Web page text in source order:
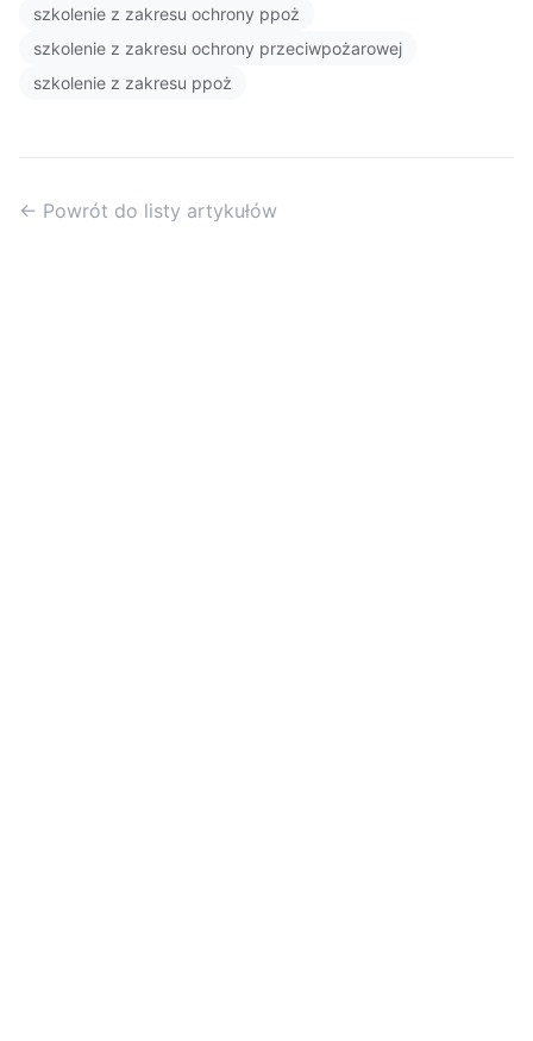
szkolenie z zakresu ochrony ppoż
szkolenie z zakresu ochrony przeciwpożarowej
szkolenie z zakresu ppoż
← Powrót do listy artykułów